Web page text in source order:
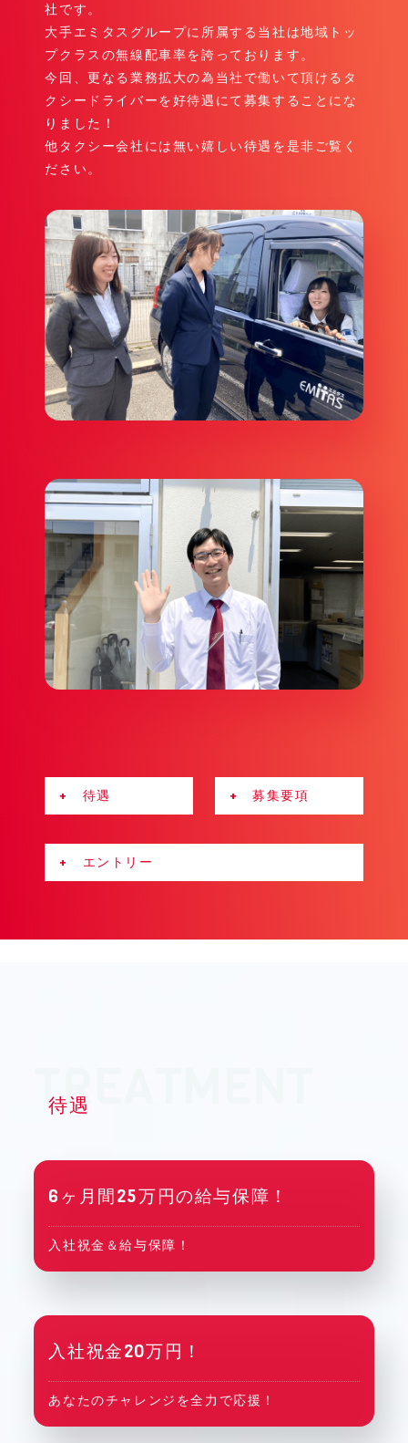
社です。
大手エミタスグループに所属する当社は地域トッ
プクラスの無線配車率を誇っております。
今回、更なる業務拡大の為当社で働いて頂けるタ
クシードライバーを好待遇にて募集することにな
りました！
他タクシー会社には無い嬉しい待遇を是非ご覧く
ださい。
+ 待遇 + 募集要項
+ エントリー
待遇
6ヶ月間25万円の給与保障！
入社祝金＆給与保障！
入社祝金20万円！
あなたのチャレンジを全力で応援！